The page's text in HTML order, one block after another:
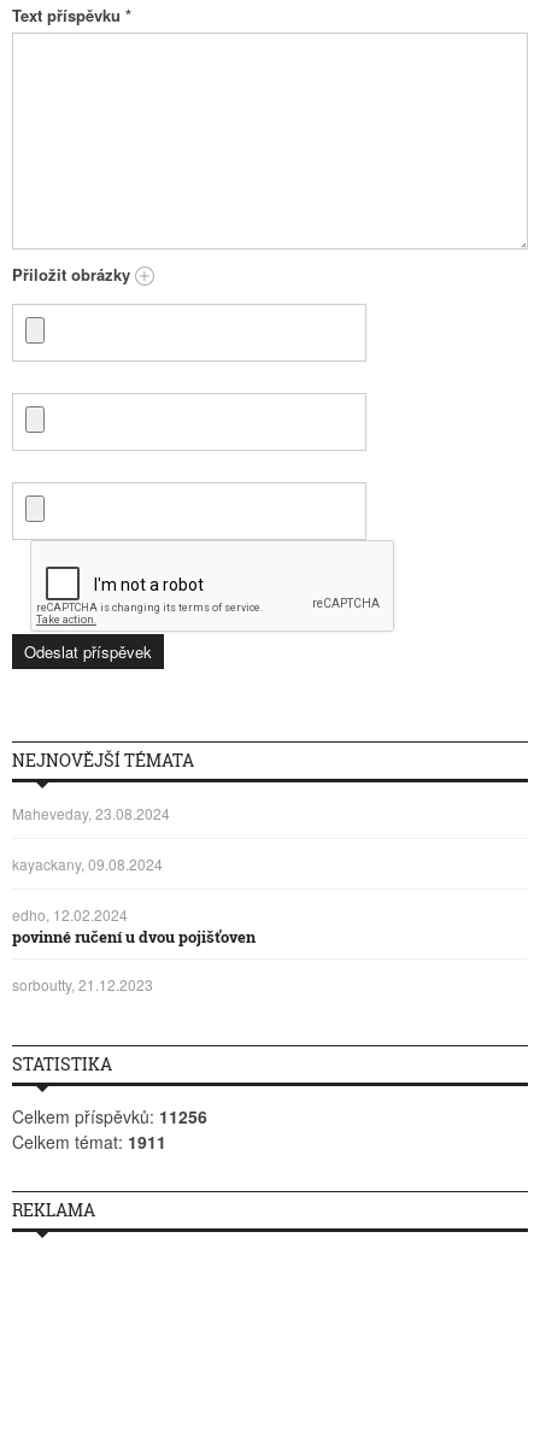
Text příspěvku *
Přiložit obrázky
NEJNOVĚJŠÍ TÉMATA
Maheveday, 23.08.2024
kayackany, 09.08.2024
edho, 12.02.2024
povinné ručení u dvou pojišťoven
sorboutty, 21.12.2023
STATISTIKA
Celkem příspěvků: 11256
Celkem témat: 1911
REKLAMA